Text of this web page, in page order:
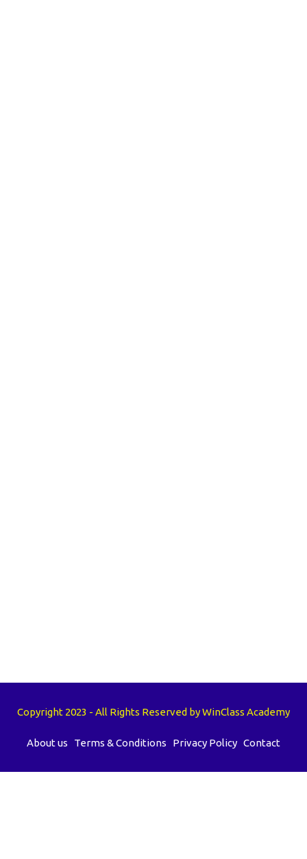
Copyright 2023 - All Rights Reserved by WinClass Academy
About us Terms & Conditions Privacy Policy Contact